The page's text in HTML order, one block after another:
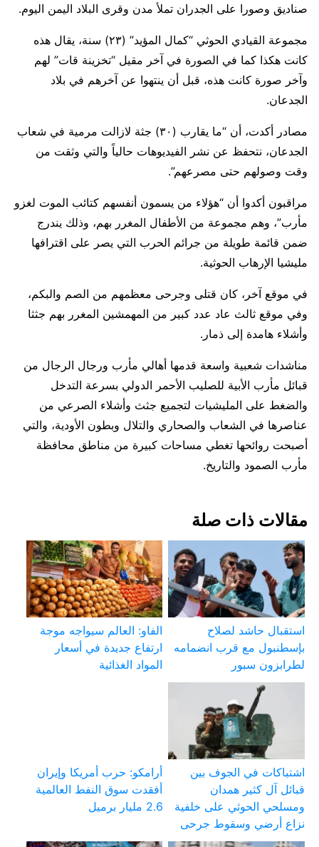
صناديق وصورا على الجدران تملأ مدن وقرى البلاد اليمن اليوم.
مجموعة القيادي الحوثي “كمال المؤيد” (٢٣) سنة، يقال هذه
كانت هكذا كما في الصورة في آخر مقيل “تخزينة قات” لهم
وآخر صورة كانت هذه، قبل أن ينتهوا عن آخرهم في بلاد
الجدعان.
مصادر أكدت، أن “ما يقارب (٣٠) جثة لازالت مرمية في شعاب
الجدعان، نتحفظ عن نشر الفيديوهات حالياً والتي وثقت من
وقت وصولهم حتى مصرعهم”.
مراقبون أكدوا أن “هؤلاء من يسمون أنفسهم كتائب الموت لغزو
مأرب”، وهم مجموعة من الأطفال المغرر بهم، وذلك يندرج
ضمن قائمة طويلة من جرائم الحرب التي يصر على اقترافها
مليشيا الإرهاب الحوثية.
في موقع آخر، كان قتلى وجرحى معظمهم من الصم والبكم،
وفي موقع ثالث عاد عدد كبير من المهمشين المغرر بهم جثثا
وأشلاء هامدة إلى ذمار.
مناشدات شعبية واسعة قدمها أهالي مأرب ورجال الرجال من
قبائل مأرب الأبية للصليب الأحمر الدولي بسرعة التدخل
والضغط على المليشيات لتجميع جثث وأشلاء الصرعي من
عناصرها في الشعاب والصحاري والتلال وبطون الأودية، والتي
أصبحت روائحها تغطي مساحات كبيرة من مناطق محافظة
مأرب الصمود والتاريخ.
مقالات ذات صلة
استقبال حاشد لصلاح
بإسطنبول مع قرب انضمامه
لطرابزون سبور
الفاو: العالم سيواجه موجة
ارتفاع جديدة في أسعار
المواد الغذائية
اشتباكات في الجوف بين
قبائل آل كثير همدان
ومسلحي الحوثي على خلفية
نزاع أرضي وسقوط جرحى
أرامكو: حرب أمريكا وإيران
أفقدت سوق النفط العالمية
2.6 مليار برميل